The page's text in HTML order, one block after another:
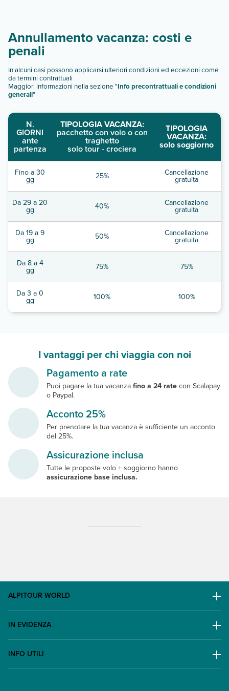
Annullamento vacanza: costi e
penali
In alcuni casi possono applicarsi ulteriori condizioni ed eccezioni come
da termini contrattuali
Maggiori informazioni nella sezione "Info precontrattuali e condizioni
generali"
N.
GIORNI
ante
partenza
TIPOLOGIA VACANZA:
pacchetto con volo o con
traghetto
solo tour - crociera
TIPOLOGIA
VACANZA:
solo soggiorno
Fino a 30
gg 25% Cancellazione
gratuita
Da 29 a 20
gg 40% Cancellazione
gratuita
Da 19 a 9
gg 50% Cancellazione
gratuita
Da 8 a 4
gg 75% 75%
Da 3 a 0
gg 100% 100%
I vantaggi per chi viaggia con noi
Pagamento a rate
Puoi pagare la tua vacanzafino a 24 ratecon Scalapay
o Paypal.
Acconto 25%
Per prenotare la tua vacanza è sufficiente un acconto
del 25%.
Assicurazione inclusa
Tutte le proposte volo + soggiorno hanno
assicurazione base inclusa.
ALPITOUR WORLD
Lavora con noi
IN EVIDENZA
INFO UTILI